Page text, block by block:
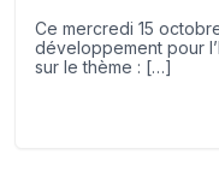
Ce mercredi 15
développement pour
sur le thème : […]